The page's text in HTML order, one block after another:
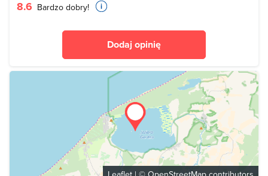
8.6 Bardzo dobry!
Dodaj opinię